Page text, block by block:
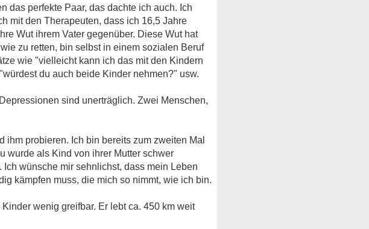
das perfekte Paar, das dachte ich auch. Ich
mit den Therapeuten, dass ich 16,5 Jahre
Wut ihrem Vater gegenüber. Diese Wut hat
zu retten, bin selbst in einem sozialen Beruf
wie "vielleicht kann ich das mit den Kindern
du auch beide Kinder nehmen?" usw.
sind unerträglich. Zwei Menschen,
probieren. Ich bin bereits zum zweiten Mal
wurde als Kind von ihrer Mutter schwer
wünsche mir sehnlichst, dass mein Leben
kämpfen muss, die mich so nimmt, wie ich bin.
wenig greifbar. Er lebt ca. 450 km weit